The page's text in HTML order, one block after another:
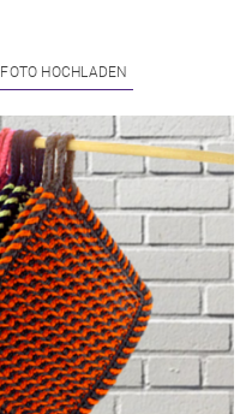
FOTO HOCHLADEN